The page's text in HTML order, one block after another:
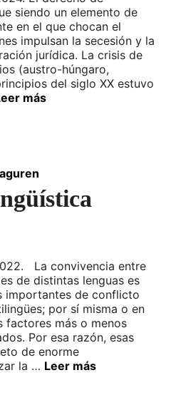
siendo un elemento de
en el que chocan el
impulsan la secesión y la
jurídica. La crisis de
(austro-húngaro,
del siglo XX estuvo
más
La convivencia entre
de distintas lenguas es
importantes de conflicto
por sí misma o en
factores más o menos
Por esa razón, esas
de enorme
la … Leer más